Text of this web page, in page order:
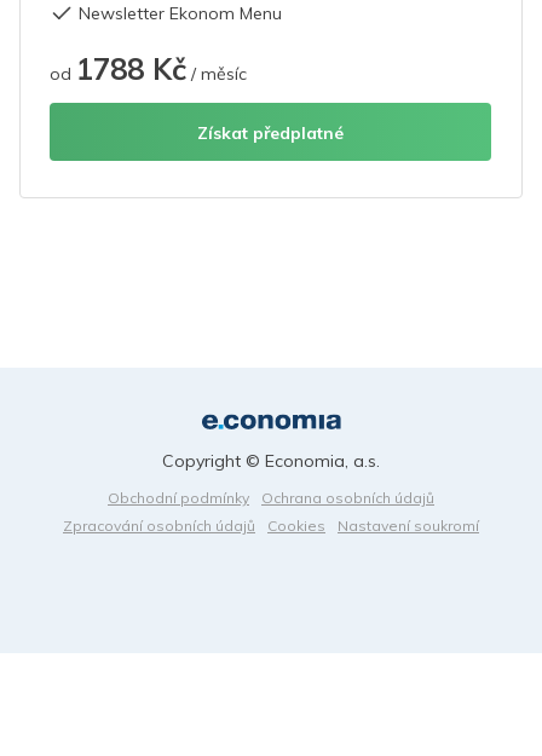
Newsletter Ekonom Menu
od 1788 Kč / měsíc
Získat předplatné
Obchodní podmínky
Ochrana osobních údajů
Zpracování osobních údajů
Cookies Nastavení soukromí
Copyright © Economia, a.s.